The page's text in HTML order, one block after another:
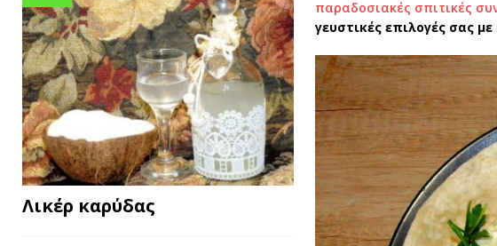
παραδοσιακές σπιτικές
γευστικές επιλογές σας
Λικέρ καρύδας